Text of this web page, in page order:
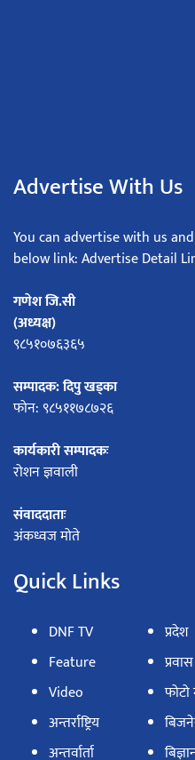
Advertise With Us
You can advertise with us
below link: Advertise Detail
गणेश जि.सी
(अध्यक्ष)
९८५१०७६३६५
सम्पादक: दिपु खड्का
फोन: ९८५११७८७२६
कार्यकारी सम्पादकः
रोशन ज्ञवाली
संवाददाताः
अंकध्वज मोते
Quick Links
DNF TV
Feature
Video
अन्तर्राष्ट्रिय
अन्तर्वार्ता
प्रदेश
प्रवास
फोटो